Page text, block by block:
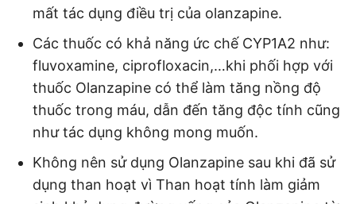
mất tác dụng điều trị của olanzapine.
Các thuốc có khả năng ức chế CYP1A2 như:
fluvoxamine, ciprofloxacin,…khi phối hợp với
thuốc Olanzapine có thể làm tăng nồng độ
thuốc trong máu, dẫn đến tăng độc tính cũng
như tác dụng không mong muốn.
Không nên sử dụng Olanzapine sau khi đã sử
dụng than hoạt vì Than hoạt tính làm giảm